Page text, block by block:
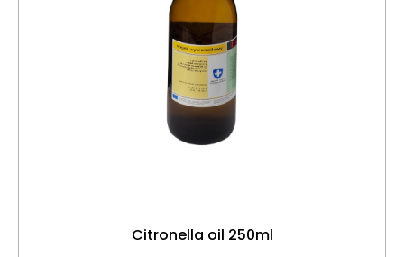
Citronella oil 250ml